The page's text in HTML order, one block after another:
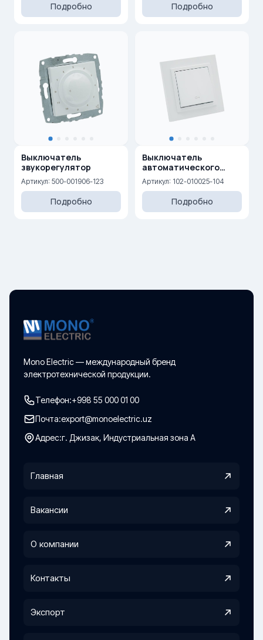
Подробно Подробно
Выключатель
звукорегулятор
Артикул: 500-001906-123
Подробно
Выключатель
автоматического
открывания двери
10AX, 250 V
Артикул: 102-010025-104
Подробно
Mono Electric — международный бренд
электротехнической продукции.
Телефон:+998 55 000 01 00
Почта:export@monoelectric.uz
Адрес:г. Джизак, Индустриальная зона А
Главная
Вакансии
О компании
Контакты
Экспорт